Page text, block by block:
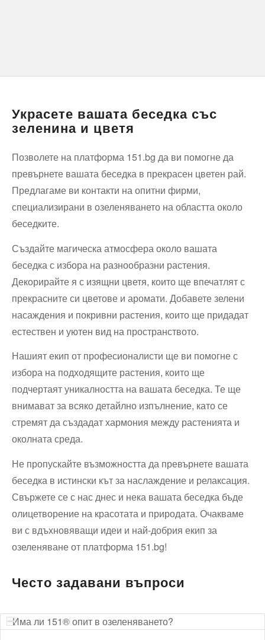
Украсете вашата беседка със
зеленина и цветя
Позволете на платформа 151.bg да ви помогне да
превърнете вашата беседка в прекрасен цветен рай.
Предлагаме ви контакти на опитни фирми,
специализирани в озеленяването на областта около
беседките.
Създайте магическа атмосфера около вашата
беседка с избора на разнообразни растения.
Декорирайте я с изящни цветя, които ще впечатлят с
прекрасните си цветове и аромати. Добавете зелени
насаждения и покривни растения, които ще придадат
естествен и уютен вид на пространството.
Нашият екип от професионалисти ще ви помогне с
избора на подходящите растения, които ще
подчертаят уникалността на вашата беседка. Те ще
внимават за всяко детайлно изпълнение, като се
стремят да създадат хармония между растенията и
околната среда.
Не пропускайте възможността да превърнете вашата
беседка в истински кът за наслаждение и релаксация.
Свържете се с нас днес и нека вашата беседка бъде
олицетворение на красотата и природата. Очакваме
ви с вдъхновяващи идеи и най-добрия екип за
озеленяване от платформа 151.bg!
Често задавани въпроси
Има ли 151® опит в озеленяването?